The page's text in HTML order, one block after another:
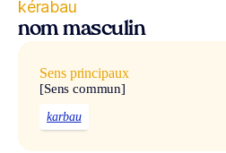
kérabau
nom masculin
Sens principaux
[Sens commun]
karbau